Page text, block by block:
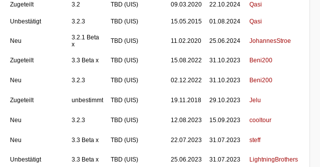
Zugeteilt 3.2 TBD (UIS) 09.03.2020 22.10.2024 Qasi
Unbestätigt 3.2.3 TBD (UIS) 15.05.2015 01.08.2024 Qasi
Neu
3.2.1 Beta
x
TBD (UIS) 11.02.2020 25.06.2024 JohannesStroe
Zugeteilt 3.3 Beta x TBD (UIS) 15.08.2022 31.10.2023 Beni200
Neu 3.2.3 TBD (UIS) 02.12.2022 31.10.2023 Beni200
Zugeteilt unbestimmt TBD (UIS) 19.11.2018 29.10.2023 Jelu
Neu 3.2.3 TBD (UIS) 12.08.2023 15.09.2023 cooltour
Neu 3.3 Beta x TBD (UIS) 22.07.2023 31.07.2023 steff
Unbestätigt 3.3 Beta x TBD (UIS) 25.06.2023 31.07.2023 LightningBrothers